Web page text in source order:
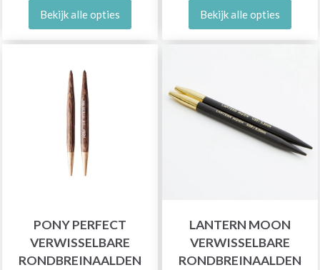
Bekijk alle opties Bekijk alle opties
PONY PERFECT
VERWISSELBARE
RONDBREINAALDEN
LANTERN MOON
VERWISSELBARE
RONDBREINAALDEN